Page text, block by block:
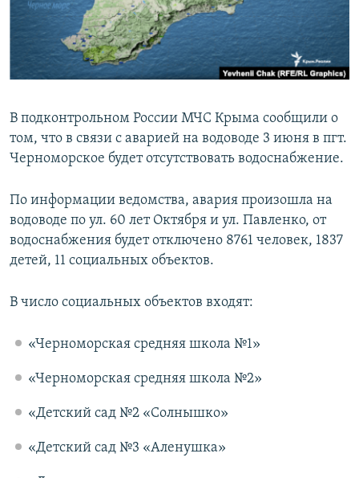
ПОБЕДИТЕЛЕЙ НЕ СУДЯТ?
КРЫМ.НЕПОКОРЕННЫЙ
ELIFBE
ПРИСОЕДИНЯЙТЕСЬ!
Все сайты RFE/RL
В подконтрольном России МЧС Крыма сообщили о
том, что в связи с аварией на водоводе 3 июня в пгт.
Черноморское будет отсутствовать водоснабжение.
По информации ведомства, авария произошла на
водоводе по ул. 60 лет Октября и ул. Павленко, от
водоснабжения будет отключено 8761 человек, 1837
детей, 11 социальных объектов.
В число социальных объектов входят:
«Черноморская средняя школа №1»
«Черноморская средняя школа №2»
«Детский сад №2 «Солнышко»
«Детский сад №3 «Аленушка»